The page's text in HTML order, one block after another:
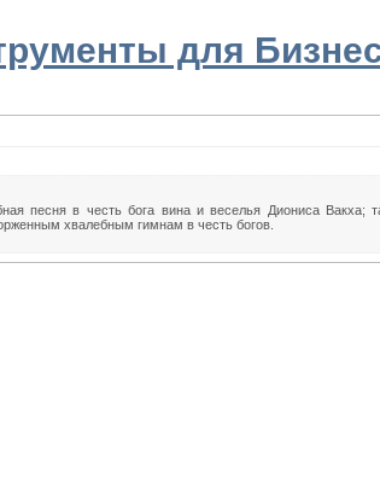
для
песня в честь бога вина и веселья Диониса Вакха;
хвалебным гимнам в честь богов.